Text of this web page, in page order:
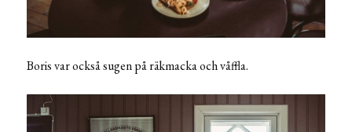
Boris var också sugen på räkmacka och våffla.